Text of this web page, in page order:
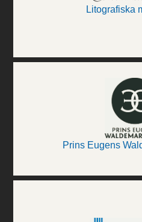
Litografiska
Prins Eugens